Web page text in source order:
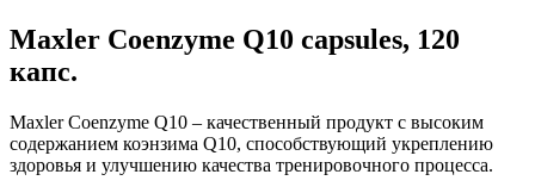
Maxler Coenzyme Q10 capsules, 120
капс.
Maxler Coenzyme Q10 – качественный продукт с высоким
содержанием коэнзима Q10, способствующий укреплению
здоровья и улучшению качества тренировочного процесса.